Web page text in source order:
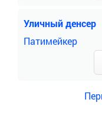
Уличный денсер
Патимейкер